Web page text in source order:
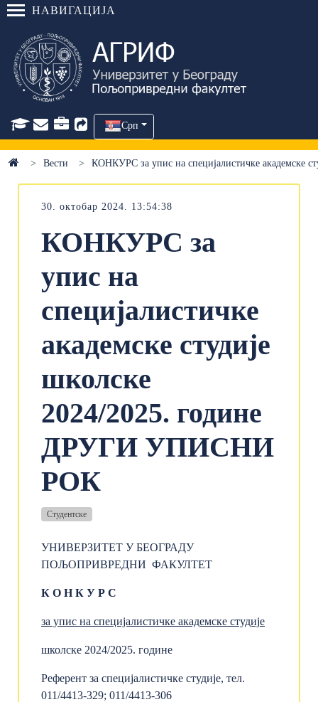
НАВИГАЦИЈА
Срп
Вести КОНКУРС за упис на специјалистичке
30. октобар 2024. 13:54:38
КОНКУРС за
упис на
специјалистичке
академске студије
школске
2024/2025. године
ДРУГИ УПИСНИ
РОК
Студентске
УНИВЕРЗИТЕТ У БЕОГРАДУ
ПОЉОПРИВРЕДНИ ФАКУЛТЕТ
К О Н К У Р С
за упис на специјалистичке академске студије
школске 2024/2025. године
Референт за специјалистичке студије, тел.
011/4413-329; 011/4413-306